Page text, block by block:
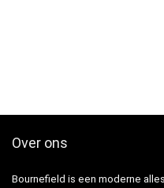
Over ons
Bournefield is een moderne